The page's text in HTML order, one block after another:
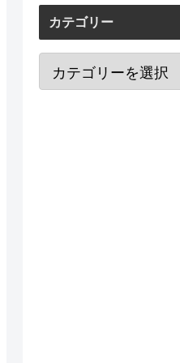
カテゴリー